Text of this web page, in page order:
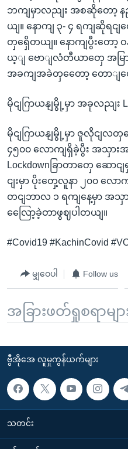
ဘကျမှာလညျး အစဆိုတော့ န
ယျ။ နောကျ ၃- ၄ ရကျဆိုရင
တှရှေိတယျ။ နောကျပွီးတော့ ဝ
ယ့ျ ဗောျလံတီယာတှေ အမြ
အခကျအခဲတှတေော့ တောျတော
မိုငျဂြာယနျမွို့မှာ အခုလညျး
မိုငျဂြာယနျမွို့မှာ ဇူလိုငျလ
၄၅၀၀ လောကျရှိခဲ့ပွီး အသှာ
Lockdownခြာတာတှေ ဆော
ငျးမှာ ပိုးတှေ့လူနာ ၂၀၀ လေ
တငျဘာလ ၁ ရကျနေ့မှာ အ
လြေော့ခဲ့တာဖွဈပါတယျ။
#Covid19 #KachinCovid
မျှဝေပါ Follow us
အခြားဖတ်ရှုစရာမျာ
ဗွီအိုအေ လူမှုကွန်ယက်များ
သတင်း